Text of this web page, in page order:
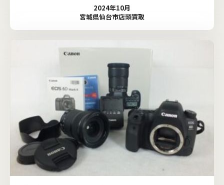
2024年10月
宮城県仙台市店頭買取